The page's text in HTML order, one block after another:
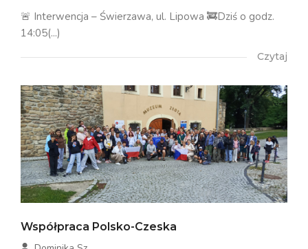
🚨 Interwencja – Świerzawa, ul. Lipowa 🚒Dziś o godz.
14:05(...)
Czytaj
Współpraca Polsko-Czeska